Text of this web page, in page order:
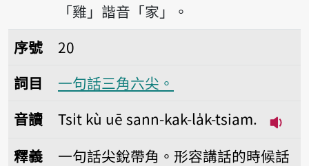
「雞」諧音「家」。
序號20一句話三角六尖。
序號
20
詞目
一句話三角六尖。
音讀
Tsi̍t kù uē sann-kak-la̍k-tsiam.
釋義
一句話尖銳帶角。形容講話的時候話